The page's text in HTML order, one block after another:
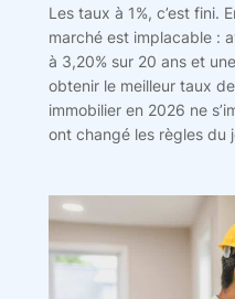
Les taux à 1%, c’est fini.
marché est implacable :
à 3,20% sur 20 ans et
obtenir le meilleur taux
immobilier en 2026 ne
ont changé les règles du